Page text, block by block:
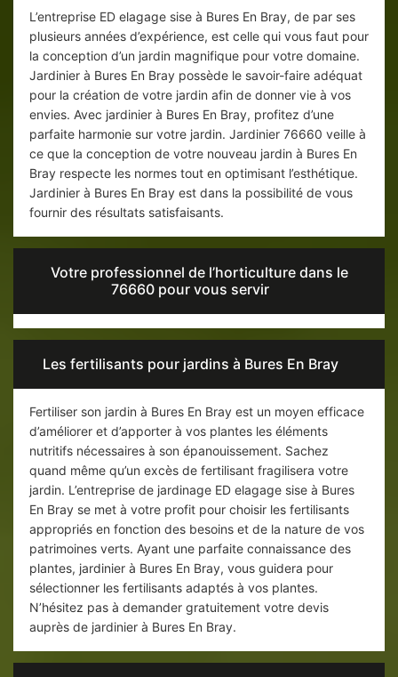
L’entreprise ED elagage sise à Bures En Bray, de par ses
plusieurs années d’expérience, est celle qui vous faut pour
la conception d’un jardin magnifique pour votre domaine.
Jardinier à Bures En Bray possède le savoir-faire adéquat
pour la création de votre jardin afin de donner vie à vos
envies. Avec jardinier à Bures En Bray, profitez d’une
parfaite harmonie sur votre jardin. Jardinier 76660 veille à
ce que la conception de votre nouveau jardin à Bures En
Bray respecte les normes tout en optimisant l’esthétique.
Jardinier à Bures En Bray est dans la possibilité de vous
fournir des résultats satisfaisants.
Votre professionnel de l’horticulture dans le
76660 pour vous servir
Les fertilisants pour jardins à Bures En Bray
Fertiliser son jardin à Bures En Bray est un moyen efficace
d’améliorer et d’apporter à vos plantes les éléments
nutritifs nécessaires à son épanouissement. Sachez
quand même qu’un excès de fertilisant fragilisera votre
jardin. L’entreprise de jardinage ED elagage sise à Bures
En Bray se met à votre profit pour choisir les fertilisants
appropriés en fonction des besoins et de la nature de vos
patrimoines verts. Ayant une parfaite connaissance des
plantes, jardinier à Bures En Bray, vous guidera pour
sélectionner les fertilisants adaptés à vos plantes.
N’hésitez pas à demander gratuitement votre devis
auprès de jardinier à Bures En Bray.